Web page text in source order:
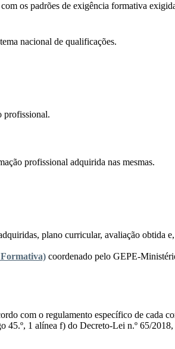
os padrões de exigência formativa
nacional de qualificações.
profissional.
profissional adquirida nas mesmas.
plano curricular, avaliação obtida
coordenado pelo GEPE-
com o regulamento específico de cada
1 alínea f) do Decreto-Lei n.º 65/2018,